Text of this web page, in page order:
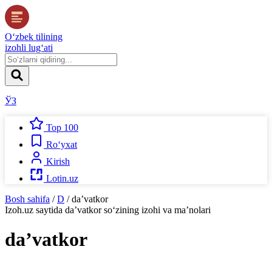
O‘zbek tilining
izohli lug‘ati
ЎЗ
Top 100
Ro‘yxat
Kirish
Lotin.uz
Bosh sahifa / D / daʼvatkor
Izoh.uz saytida daʼvatkorso‘zining izohi va ma’nolari
daʼvatkor